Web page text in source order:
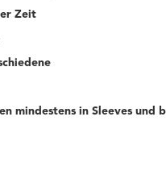
Zeit
mindestens in Sleeves und